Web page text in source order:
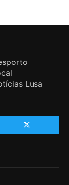
Lusa